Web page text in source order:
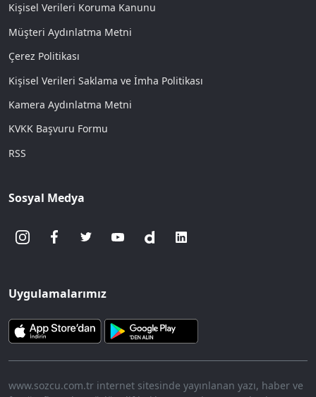
Kişisel Verileri Koruma Kanunu
Müşteri Aydınlatma Metni
Çerez Politikası
Kişisel Verileri Saklama ve İmha Politikası
Kamera Aydınlatma Metni
KVKK Başvuru Formu
RSS
Sosyal Medya
Uygulamalarımız
www.sozcu.com.tr internet sitesinde yayınlanan yazı, haber ve